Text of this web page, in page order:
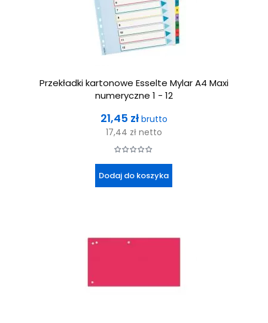
Przekładki kartonowe Esselte Mylar A4 Maxi
numeryczne 1 - 12
Cena
21,45 zł brutto
17,44 zł netto
Dodaj do koszyka